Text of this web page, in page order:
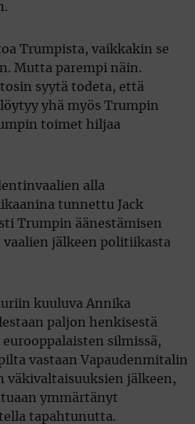
Trumpista, vaikkakin se
Mutta parempi näin.
tosin syytä todeta, että
yhä myös Trumpin
toimet hiljaa
alla
tunnettu Jack
Trumpin äänestämisen
jälkeen politiikasta
kuuluva Annika
paljon henkisestä
silmissä,
vastaan Vapaudenmitalin
väkivaltaisuuksien jälkeen,
ymmärtänyt
tapahtunutta.